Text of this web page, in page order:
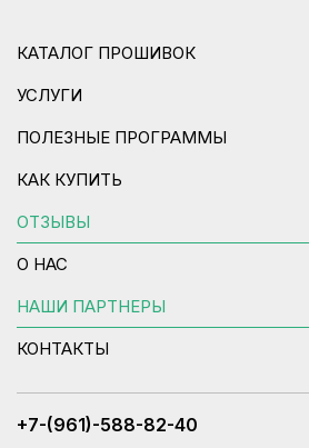
КАТАЛОГ ПРОШИВОК
УСЛУГИ
ПОЛЕЗНЫЕ ПРОГРАММЫ
КАК КУПИТЬ
ОТЗЫВЫ
О НАС
НАШИ ПАРТНЕРЫ
КОНТАКТЫ
+7-(961)-588-82-40